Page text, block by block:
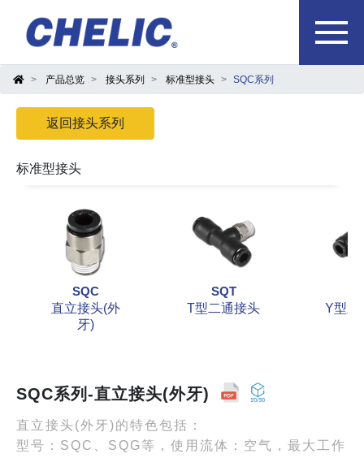
产品总览 接头系列 标准型接头 SQC系列
返回接头系列
标准型接头
SQC
直立接头(外
牙)
SQT
T型二通接头
Y型三
SQC系列-直立接头(外牙)
直立接头(外牙)的特色包括：
型号：SQC、SQG等，使用流体：空气，最大工作